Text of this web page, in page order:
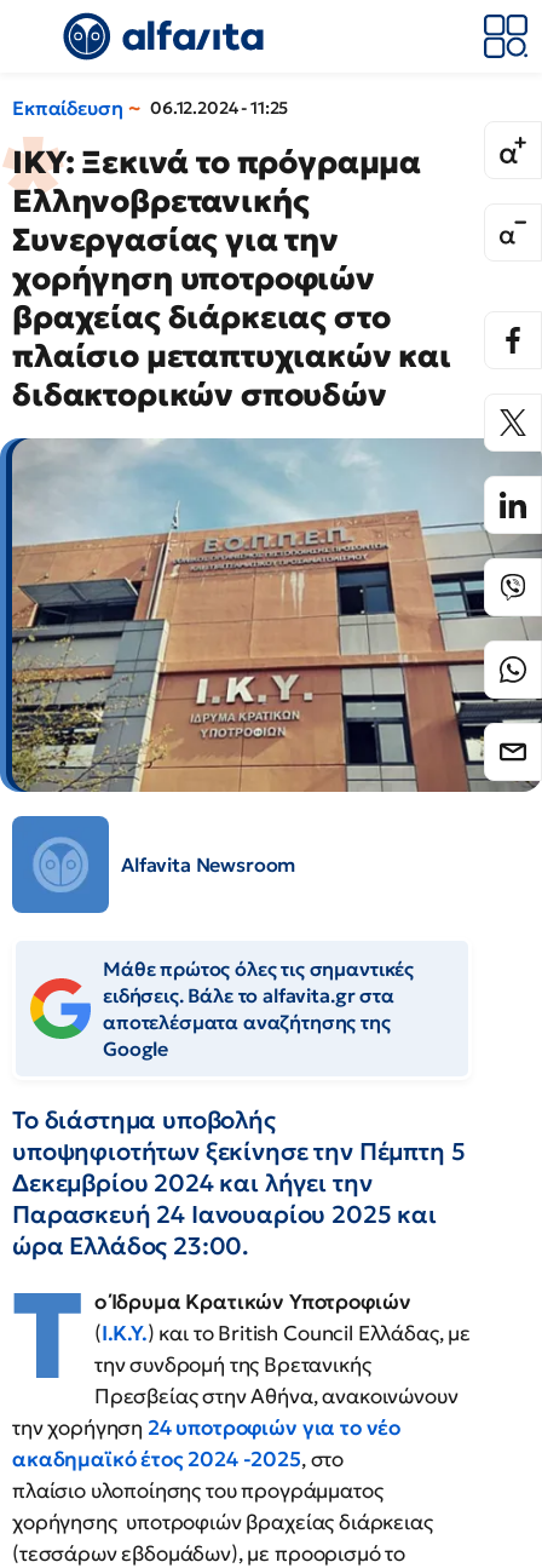
Εκπαίδευση 06.12.2024 - 11:25
ΙΚΥ: Ξεκινά το πρόγραμμα
Ελληνοβρετανικής
Συνεργασίας για την
χορήγηση υποτροφιών
βραχείας διάρκειας στο
πλαίσιο μεταπτυχιακών και
διδακτορικών σπουδών
Alfavita Newsroom
Μάθε πρώτος όλες τις σημαντικές
ειδήσεις. Βάλε το alfavita.gr στα
αποτελέσματα αναζήτησης της
Google
Το διάστημα υποβολής
υποψηφιοτήτων ξεκίνησε την Πέμπτη 5
Δεκεμβρίου 2024 και λήγει την
Παρασκευή 24 Ιανουαρίου 2025 και
ώρα Ελλάδος 23:00.
Τ ο Ίδρυμα Κρατικών Υποτροφιών
(Ι.Κ.Υ.) και το British Council Ελλάδας, με
την συνδρομή της Βρετανικής
Πρεσβείας στην Αθήνα, ανακοινώνουν
την χορήγηση 24 υποτροφιών για το νέο
ακαδημαϊκό έτος 2024 -2025, στο
πλαίσιο υλοποίησης του προγράμματος
χορήγησης υποτροφιών βραχείας διάρκειας
(τεσσάρων εβδομάδων), με προορισμό το